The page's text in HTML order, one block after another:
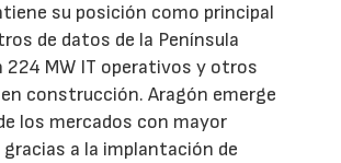
su posición como principal
de datos de la Península
224 MW IT operativos y otros
construcción. Aragón emerge
los mercados con mayor
a la implantación de